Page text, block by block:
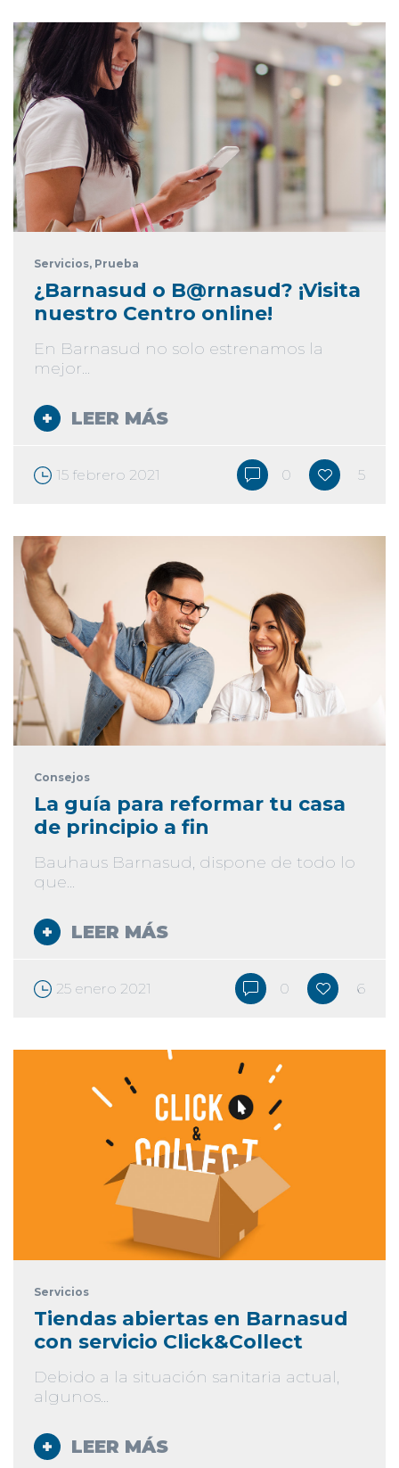
Servicios, Prueba
¿Barnasud o B@rnasud? ¡Visita
nuestro Centro online!
En Barnasud no solo estrenamos la
mejor...
LEER MÁS
15 febrero 2021 0 5
Consejos
La guía para reformar tu casa
de principio a fin
Bauhaus Barnasud, dispone de todo lo
que...
LEER MÁS
25 enero 2021 0 6
Servicios
Tiendas abiertas en Barnasud
con servicio Click&Collect
Debido a la situación sanitaria actual,
algunos...
LEER MÁS